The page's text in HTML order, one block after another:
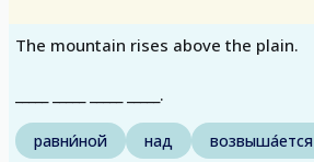
The mountain rises above the plain.
_____ _____ _____ _____.
равни́ной над возвыша́ется